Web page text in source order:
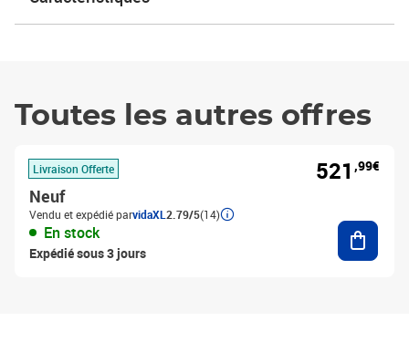
Toutes les autres offres
Livraison Offerte
Neuf
Vendu et expédié parvidaXL 2.79/5(14)
En stock
Expédié sous 3 jours
521 ,99€